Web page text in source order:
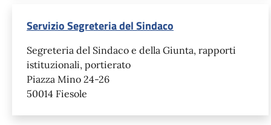
Servizio Segreteria del Sindaco
Segreteria del Sindaco e della Giunta, rapporti
istituzionali, portierato
Piazza Mino 24-26
50014 Fiesole